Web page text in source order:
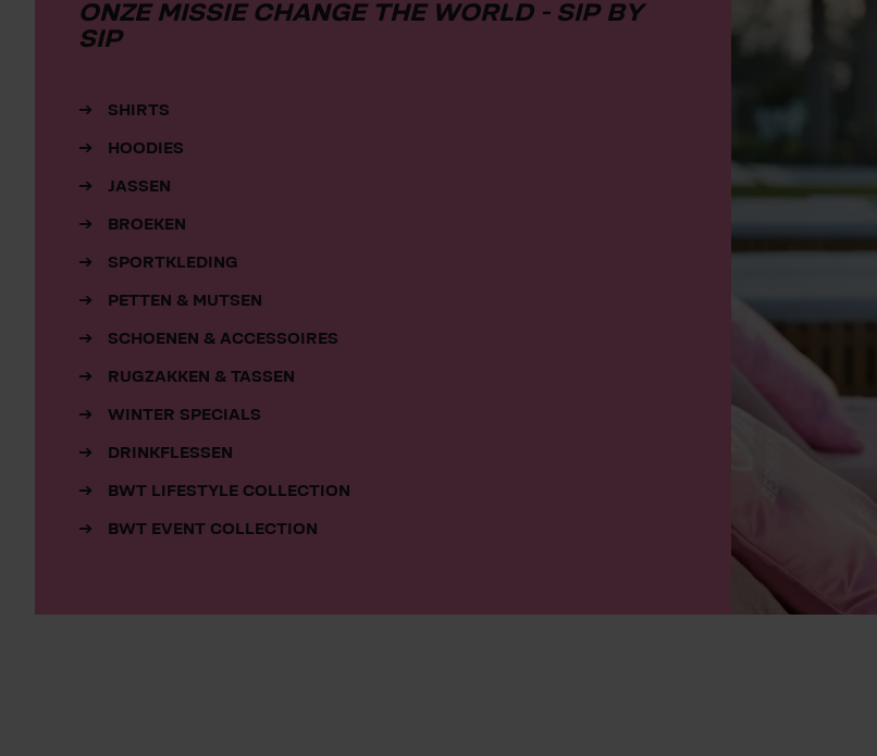
ONZE MISSIE CHANGE THE WORLD - SIP BY
SIP
SHIRTS
HOODIES
JASSEN
BROEKEN
SPORTKLEDING
PETTEN & MUTSEN
SCHOENEN & ACCESSOIRES
RUGZAKKEN & TASSEN
WINTER SPECIALS
DRINKFLESSEN
BWT LIFESTYLE COLLECTION
BWT EVENT COLLECTION